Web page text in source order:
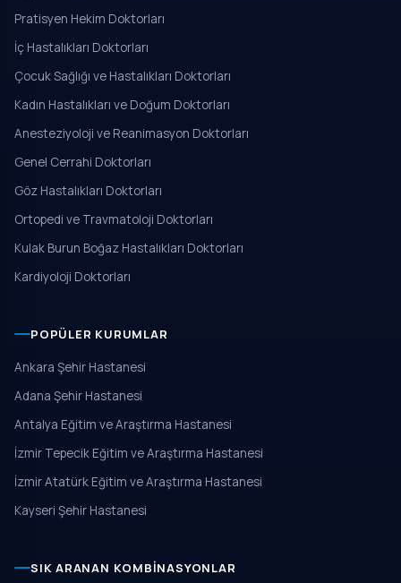
Pratisyen Hekim Doktorları
İç Hastalıkları Doktorları
Çocuk Sağlığı ve Hastalıkları Doktorları
Kadın Hastalıkları ve Doğum Doktorları
Anesteziyoloji ve Reanimasyon Doktorları
Genel Cerrahi Doktorları
Göz Hastalıkları Doktorları
Ortopedi ve Travmatoloji Doktorları
Kulak Burun Boğaz Hastalıkları Doktorları
Kardiyoloji Doktorları
POPÜLER KURUMLAR
Ankara Şehir Hastanesi
Adana Şehir Hastanesi
Antalya Eğitim ve Araştırma Hastanesi
İzmir Tepecik Eğitim ve Araştırma Hastanesi
İzmir Atatürk Eğitim ve Araştırma Hastanesi
Kayseri Şehir Hastanesi
SIK ARANAN KOMBINASYONLAR